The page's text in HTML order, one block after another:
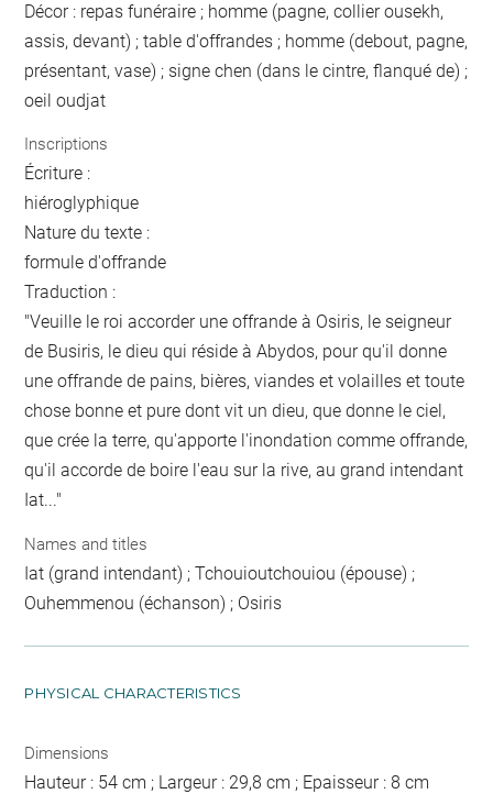
Décor : repas funéraire ; homme (pagne, collier ousekh,
assis, devant) ; table d'offrandes ; homme (debout, pagne,
présentant, vase) ; signe chen (dans le cintre, flanqué de) ;
oeil oudjat
Inscriptions
Écriture :
hiéroglyphique
Nature du texte :
formule d'offrande
Traduction :
"Veuille le roi accorder une offrande à Osiris, le seigneur
de Busiris, le dieu qui réside à Abydos, pour qu'il donne
une offrande de pains, bières, viandes et volailles et toute
chose bonne et pure dont vit un dieu, que donne le ciel,
que crée la terre, qu'apporte l'inondation comme offrande,
qu'il accorde de boire l'eau sur la rive, au grand intendant
Iat..."
Names and titles
Iat (grand intendant) ; Tchouioutchouiou (épouse) ;
Ouhemmenou (échanson) ; Osiris
PHYSICAL CHARACTERISTICS
Dimensions
Hauteur : 54 cm ; Largeur : 29,8 cm ; Epaisseur : 8 cm